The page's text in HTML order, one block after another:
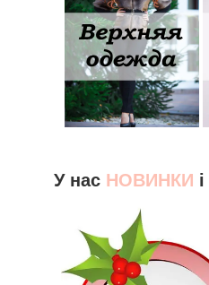
У нас НОВИНКИ і